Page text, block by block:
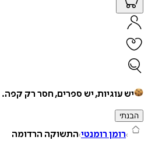
יש עוגיות, יש ספרים, חסר רק קפה.
הבנתי
רומן רומנטי התשוקה הרדומה